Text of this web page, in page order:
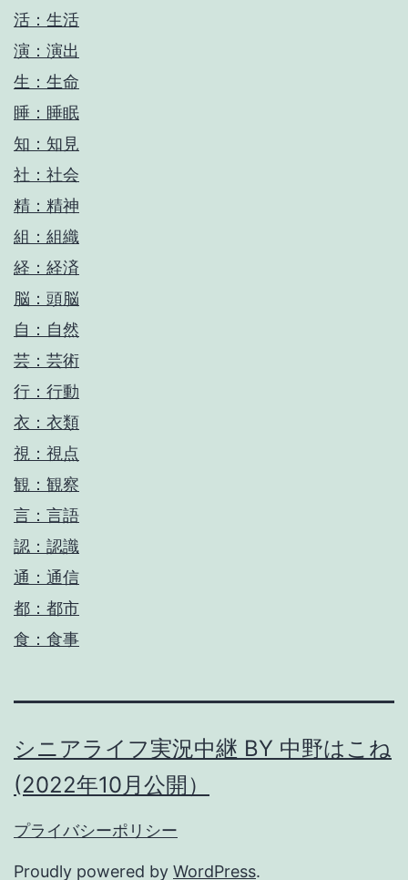
活：生活
演：演出
生：生命
睡：睡眠
知：知見
社：社会
精：精神
組：組織
経：経済
脳：頭脳
自：自然
芸：芸術
行：行動
衣：衣類
視：視点
観：観察
言：言語
認：認識
通：通信
都：都市
食：食事
シニアライフ実況中継 BY 中野はこね
(2022年10月公開）
プライバシーポリシー
Proudly powered by WordPress.